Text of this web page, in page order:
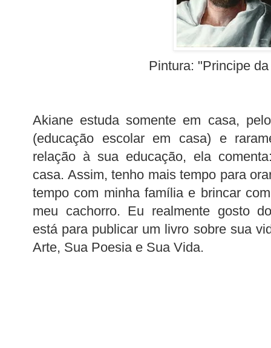
Pintura: "Principe
Akiane estuda somente em casa,
(educação escolar em casa) e
relação à sua educação, ela
casa. Assim, tenho mais tempo para
tempo com minha família e brincar
meu cachorro. Eu realmente gosto
está para publicar um livro sobre sua
Arte, Sua Poesia e Sua Vida.